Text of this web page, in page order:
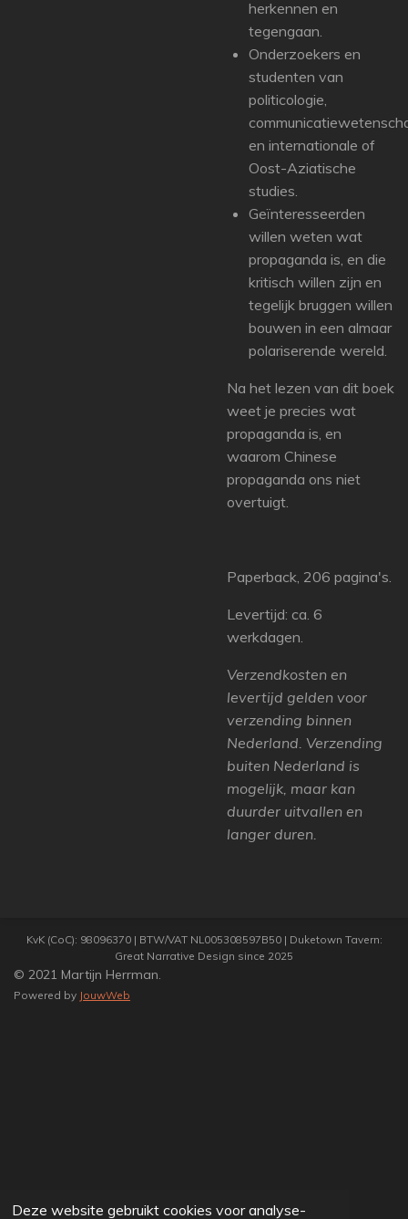
Deze website gebruikt cookies voor analyse-
herkennen en
tegengaan.
Onderzoekers en
studenten van
politicologie,
en internationale of
Oost-Aziatische
studies.
Geïnteresseerden
willen weten wat
propaganda is, en die
kritisch willen zijn en
tegelijk bruggen willen
bouwen in een almaar
polariserende wereld.
Na het lezen van dit boek
weet je precies wat
propaganda is, en
waarom Chinese
propaganda ons niet
overtuigt.
Paperback, 206 pagina's.
Levertijd: ca. 6
werkdagen.
Verzendkosten en
levertijd gelden voor
verzending binnen
Nederland. Verzending
buiten Nederland is
mogelijk, maar kan
duurder uitvallen en
langer duren.
KvK (CoC): 98096370 | BTW/VAT NL005308597B50 | Duketown Tavern:
Great Narrative Design since 2025
© 2021 Martijn Herrman.
Powered by JouwWeb